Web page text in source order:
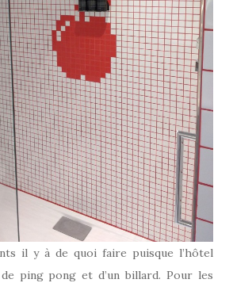
il y à de quoi faire puisque l’hôtel
de ping pong et d’un billard. Pour les